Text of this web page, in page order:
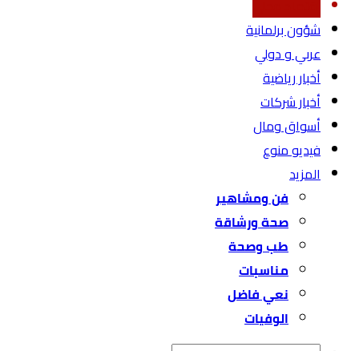
شؤون برلمانية
عربي و دولي
أخبار رياضية
أخبار شركات
أسواق ومال
فيديو منوع
المزيد
فن ومشاهير
صحة ورشاقة
طب وصحة
مناسبات
نعي فاضل
الوفيات